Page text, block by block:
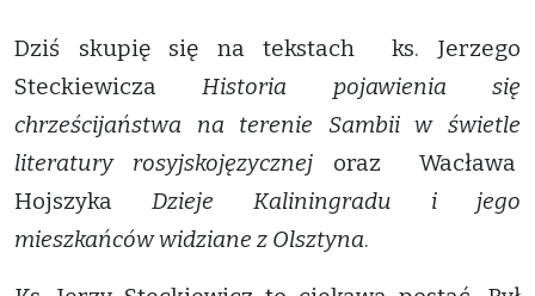
Dziś skupię się na tekstach ks. Jerzego
SteckiewiczaHistoria pojawienia się
chrześcijaństwa na terenie Sambii w świetle
literatury rosyjskojęzycznej oraz Wacława
Hojszyka Dzieje Kaliningradu i jego
mieszkańców widziane z Olsztyna.